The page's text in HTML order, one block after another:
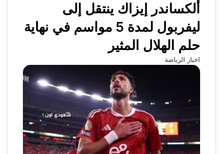
ألكساندر إيزاك ينتقل إلى
ليفربول لمدة 5 مواسم في نهاية
حلم الهلال المثير
اخبار الرياضة